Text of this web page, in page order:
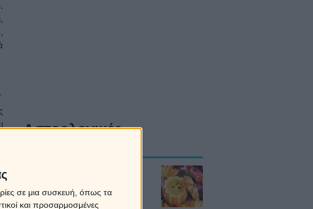
σε μια συσκευή, όπως τα
και προσαρμοσμένες
Αστρολογικές